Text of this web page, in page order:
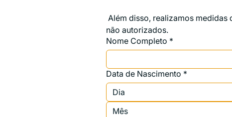
Além disso, realizamos medidas
não autorizados.
Nome Completo *
Data de Nascimento *
Mês